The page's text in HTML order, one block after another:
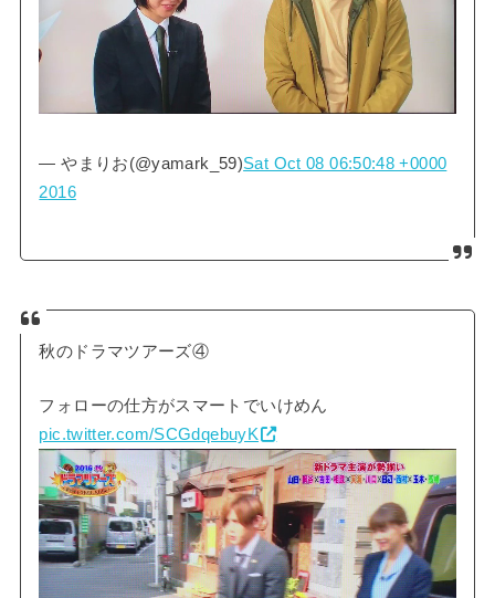
— やまりお(@yamark_59)Sat Oct 08 06:50:48 +0000
2016
秋のドラマツアーズ④
フォローの仕方がスマートでいけめん
pic.twitter.com/SCGdqebuyK